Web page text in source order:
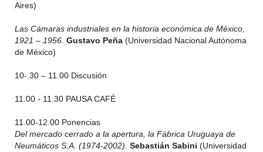
Aires)
Las Cámaras industriales en la historia económica de México,
1921 – 1956. Gustavo Peña (Universidad Nacional Autónoma
de México)
10-.30 – 11.00 Discusión
11.00 - 11.30 PAUSA CAFÉ
11.00-12.00 Ponencias
Del mercado cerrado a la apertura, la Fábrica Uruguaya de
Neumáticos S.A. (1974-2002). Sebastián Sabini (Universidad